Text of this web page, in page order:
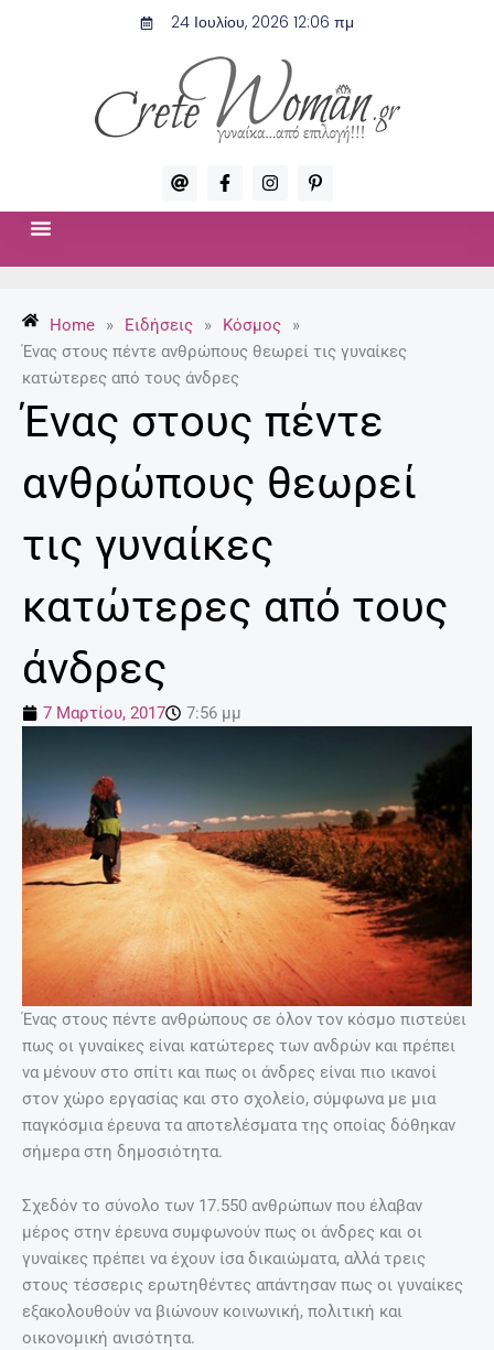
24 Ιουλίου, 2026 12:06 πμ
A
t
F
a
c
-
f
I
n
s
P
i
n
p
Home » Ειδήσεις » Κόσμος
»
Ένας στους πέντε ανθρώπους θεωρεί τις γυναίκες
κατώτερες από τους άνδρες
Ένας στους πέντε
ανθρώπους θεωρεί
τις γυναίκες
κατώτερες από τους
άνδρες
7 Μαρτίου, 2017 7:56 μμ
Ένας στους πέντε ανθρώπους σε όλον τον κόσμο πιστεύει
πως οι γυναίκες είναι κατώτερες των ανδρών και πρέπει
να μένουν στο σπίτι και πως οι άνδρες είναι πιο ικανοί
στον χώρο εργασίας και στο σχολείο, σύμφωνα με μια
παγκόσμια έρευνα τα αποτελέσματα της οποίας δόθηκαν
σήμερα στη δημοσιότητα.
Σχεδόν το σύνολο των 17.550 ανθρώπων που έλαβαν
μέρος στην έρευνα συμφωνούν πως οι άνδρες και οι
γυναίκες πρέπει να έχουν ίσα δικαιώματα, αλλά τρεις
στους τέσσερις ερωτηθέντες απάντησαν πως οι γυναίκες
εξακολουθούν να βιώνουν κοινωνική, πολιτική και
οικονομική ανισότητα.